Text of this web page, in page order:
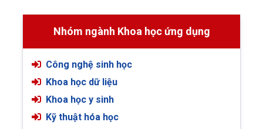
Nhóm ngành Khoa học ứng dụng
Công nghệ sinh học
Khoa học dữ liệu
Khoa học y sinh
Kỹ thuật hóa học